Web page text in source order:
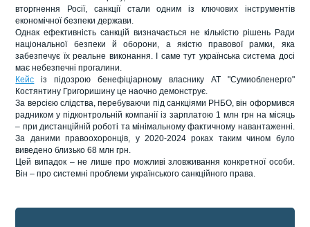
вторгнення Росії, санкції стали одним із ключових інструментів
економічної безпеки держави.
Однак ефективність санкцій визначається не кількістю рішень Ради
національної безпеки й оборони, а якістю правової рамки, яка
забезпечує їх реальне виконання. І саме тут українська система досі
має небезпечні прогалини.
Кейс із підозрою бенефіціарному власнику АТ "Сумиобленерго"
Костянтину Григоришину це наочно демонструє.
За версією слідства, перебуваючи під санкціями РНБО, він оформився
радником у підконтрольній компанії із зарплатою 1 млн грн на місяць
– при дистанційній роботі та мінімальному фактичному навантаженні.
За даними правоохоронців, у 2020-2024 роках таким чином було
виведено близько 68 млн грн.
Цей випадок – не лише про можливі зловживання конкретної особи.
Він – про системні проблеми українського санкційного права.